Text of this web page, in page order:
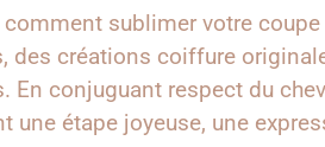
sublimer votre
des créations coiffure
conjuguant respect du
étape joyeuse, une